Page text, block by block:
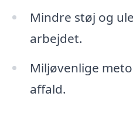
Mindre støj og
arbejdet.
Miljøvenlige
affald.